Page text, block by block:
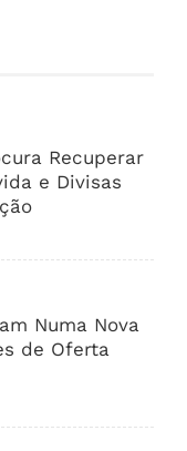
Recuperar
e Divisas
Numa Nova
de Oferta